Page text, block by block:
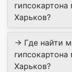
Харьков?
→ Где найти
Харьков?